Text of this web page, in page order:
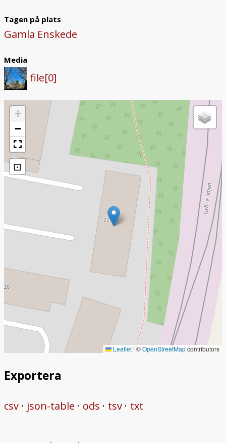
Tagen på plats
Gamla Enskede
Media
file[0]
+
−
⊡
Leaflet |©OpenStreetMapcontributors
Exportera
csv json-table ods tsv txt